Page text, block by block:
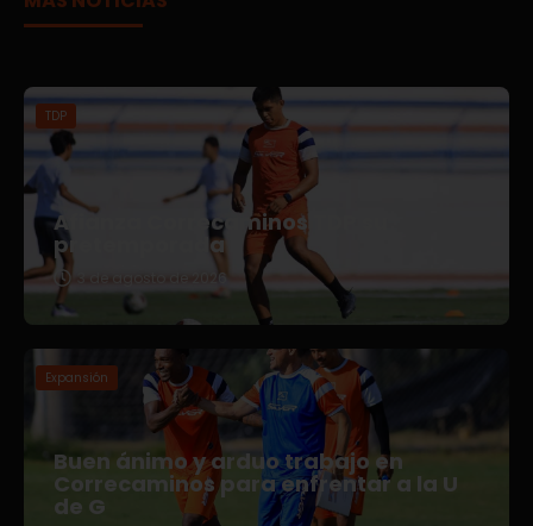
TDP
Afianza Correcaminos TDP su
pretemporada
3 de agosto de 2026
Expansión
Buen ánimo y arduo trabajo en
Correcaminos para enfrentar a la U
de G